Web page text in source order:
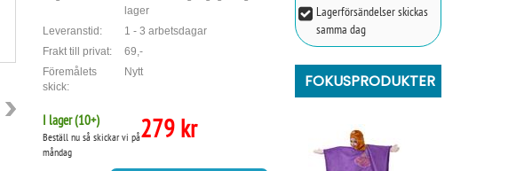
lager
Leveranstid:
1 - 3 arbetsdagar
Frakt till privat:
69,-
Föremålets
skick:
Nytt
I lager (10+)
Beställ nu så skickar vi på
måndag
279 kr
Lagerförsändelser skickas
samma dag
FOKUSPRODUKTER